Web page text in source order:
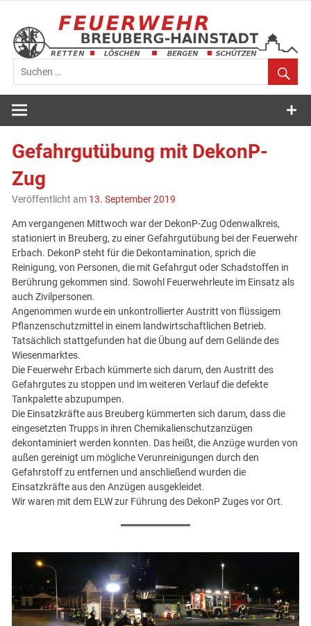
springen
Feuerwehr
Breuberg-
Hainstadt
Gefahrgutübung mit DekonP-
Zug
Veröffentlicht am 13. September 2019
Am vergangenen Mittwoch war der DekonP-Zug Odenwalkreis,
stationiert in Breuberg, zu einer Gefahrgutübung bei der Feuerwehr
Erbach. DekonP steht für die Dekontamination, sprich die
Reinigung, von Personen, die mit Gefahrgut oder Schadstoffen in
Berührung gekommen sind. Sowohl Feuerwehrleute im Einsatz als
auch Zivilpersonen.
Angenommen wurde ein unkontrollierter Austritt von flüssigem
Pflanzenschutzmittel in einem landwirtschaftlichen Betrieb.
Tatsächlich stattgefunden hat die Übung auf dem Gelände des
Wiesenmarktes.
Die Feuerwehr Erbach kümmerte sich darum, den Austritt des
Gefahrgutes zu stoppen und im weiteren Verlauf die defekte
Tankpalette abzupumpen.
Die Einsatzkräfte aus Breuberg kümmerten sich darum, dass die
eingesetzten Trupps in ihren Chemikalienschutzanzügen
dekontaminiert werden konnten. Das heißt, die Anzüge wurden von
außen gereinigt um mögliche Verunreinigungen durch den
Gefahrstoff zu entfernen und anschließend wurden die
Einsatzkräfte aus den Anzügen ausgekleidet.
Wir waren mit dem ELW zur Führung des DekonP Zuges vor Ort.